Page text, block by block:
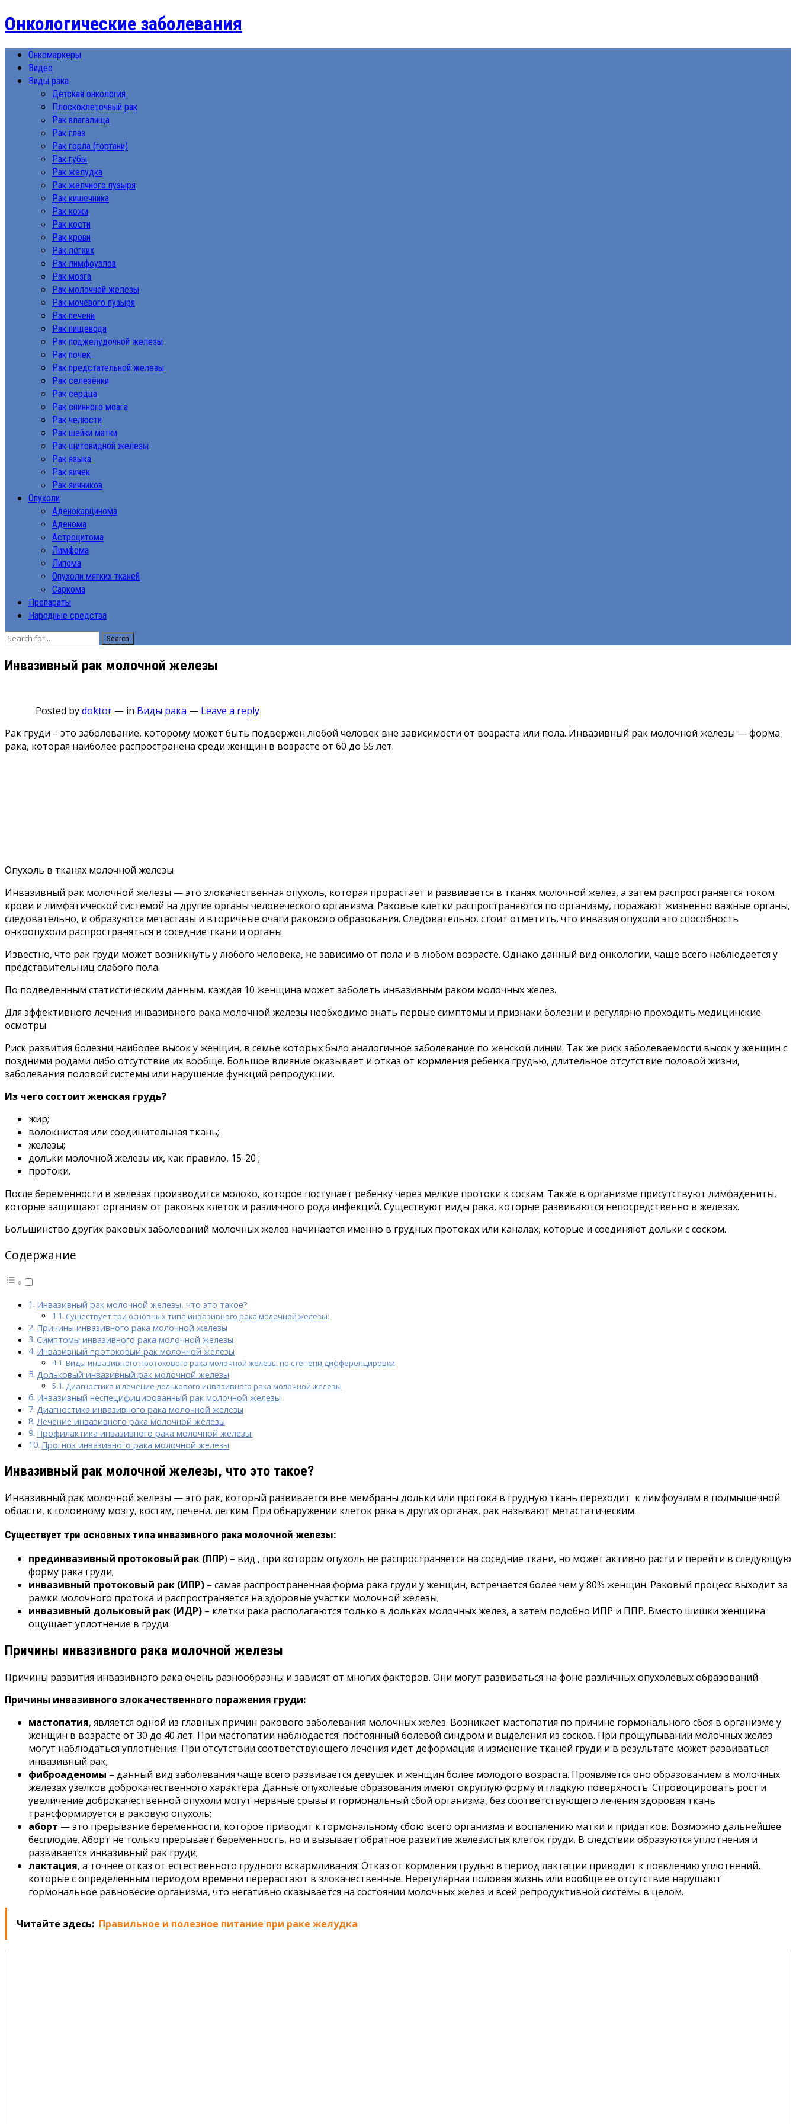
Онкологические заболевания
Онкомаркеры
Видео
Виды рака
Детская онкология
Плоскоклеточный рак
Рак влагалища
Рак глаз
Рак горла (гортани)
Рак губы
Рак желудка
Рак желчного пузыря
Рак кишечника
Рак кожи
Рак кости
Рак крови
Рак лёгких
Рак лимфоузлов
Рак мозга
Рак молочной железы
Рак мочевого пузыря
Рак печени
Рак пищевода
Рак поджелудочной железы
Рак почек
Рак предстательной железы
Рак селезёнки
Рак сердца
Рак спинного мозга
Рак челюсти
Рак шейки матки
Рак щитовидной железы
Рак языка
Рак яичек
Рак яичников
Опухоли
Аденокарцинома
Аденома
Астроцитома
Лимфома
Липома
Опухоли мягких тканей
Саркома
Препараты
Народные средства
Search
Инвазивный рак молочной железы
Posted bydoktor — in Виды рака — Leave a reply
Рак груди – это заболевание, которому может быть подвержен любой человек вне зависимости от возраста или пола. Инвазивный рак молочной железы — форма
рака, которая наиболее распространена среди женщин в возрасте от 60 до 55 лет.
Опухоль в тканях молочной железы
Инвазивный рак молочной железы — это злокачественная опухоль, которая прорастает и развивается в тканях молочной желез, а затем распространяется током
крови и лимфатической системой на другие органы человеческого организма. Раковые клетки распространяются по организму, поражают жизненно важные органы,
следовательно, и образуются метастазы и вторичные очаги ракового образования. Следовательно, стоит отметить, что инвазия опухоли это способность
онкоопухоли распространяться в соседние ткани и органы.
Известно, что рак груди может возникнуть у любого человека, не зависимо от пола и в любом возрасте. Однако данный вид онкологии, чаще всего наблюдается у
представительниц слабого пола.
По подведенным статистическим данным, каждая 10 женщина может заболеть инвазивным раком молочных желез.
Для эффективного лечения инвазивного рака молочной железы необходимо знать первые симптомы и признаки болезни и регулярно проходить медицинские
осмотры.
Риск развития болезни наиболее высок у женщин, в семье которых было аналогичное заболевание по женской линии. Так же риск заболеваемости высок у женщин с
поздними родами либо отсутствие их вообще. Большое влияние оказывает и отказ от кормления ребенка грудью, длительное отсутствие половой жизни,
заболевания половой системы или нарушение функций репродукции.
Из чего состоит женская грудь?
жир;
волокнистая или соединительная ткань;
железы;
дольки молочной железы их, как правило, 15-20 ;
протоки.
После беременности в железах производится молоко, которое поступает ребенку через мелкие протоки к соскам. Также в организме присутствуют лимфадениты,
которые защищают организм от раковых клеток и различного рода инфекций. Существуют виды рака, которые развиваются непосредственно в железах.
Большинство других раковых заболеваний молочных желез начинается именно в грудных протоках или каналах, которые и соединяют дольки с соском.
Содержание
Инвазивный рак молочной железы, что это такое?
Существует три основных типа инвазивного рака молочной железы:
Причины инвазивного рака молочной железы
Симптомы инвазивного рака молочной железы
Инвазивный протоковый рак молочной железы
Виды инвазивного протокового рака молочной железы по степени дифференцировки
Дольковый инвазивный рак молочной железы
Диагностика и лечение долькового инвазивного рака молочной железы
Инвазивный неспецифицированный рак молочной железы
Диагностика инвазивного рака молочной железы
Лечение инвазивного рака молочной железы
Профилактика инвазивного рака молочной железы:
Прогноз инвазивного рака молочной железы
Инвазивный рак молочной железы, что это такое?
Инвазивный рак молочной железы — это рак, который развивается вне мембраны дольки или протока в грудную ткань переходит к лимфоузлам в подмышечной
области, к головному мозгу, костям, печени, легким. При обнаружении клеток рака в других органах, рак называют метастатическим.
Существует три основных типа инвазивного рака молочной железы:
прединвазивный протоковый рак (ППР) – вид , при котором опухоль не распространяется на соседние ткани, но может активно расти и перейти в следующую
форму рака груди;
инвазивный протоковый рак (ИПР) – самая распространенная форма рака груди у женщин, встречается более чем у 80% женщин. Раковый процесс выходит за
рамки молочного протока и распространяется на здоровые участки молочной железы;
инвазивный дольковый рак (ИДР) – клетки рака располагаются только в дольках молочных желез, а затем подобно ИПР и ППР. Вместо шишки женщина
ощущает уплотнение в груди.
Причины инвазивного рака молочной железы
Причины развития инвазивного рака очень разнообразны и зависят от многих факторов. Они могут развиваться на фоне различных опухолевых образований.
Причины инвазивного злокачественного поражения груди:
мастопатия, является одной из главных причин ракового заболевания молочных желез. Возникает мастопатия по причине гормонального сбоя в организме у
женщин в возрасте от 30 до 40 лет. При мастопатии наблюдается: постоянный болевой синдром и выделения из сосков. При прощупывании молочных желез
могут наблюдаться уплотнения. При отсутствии соответствующего лечения идет деформация и изменение тканей груди и в результате может развиваться
инвазивный рак;
фиброаденомы – данный вид заболевания чаще всего развивается девушек и женщин более молодого возраста. Проявляется оно образованием в молочных
железах узелков доброкачественного характера. Данные опухолевые образования имеют округлую форму и гладкую поверхность. Спровоцировать рост и
увеличение доброкачественной опухоли могут нервные срывы и гормональный сбой организма, без соответствующего лечения здоровая ткань
трансформируется в раковую опухоль;
аборт — это прерывание беременности, которое приводит к гормональному сбою всего организма и воспалению матки и придатков. Возможно дальнейшее
бесплодие. Аборт не только прерывает беременность, но и вызывает обратное развитие железистых клеток груди. В следствии образуются уплотнения и
развивается инвазивный рак груди;
лактация, а точнее отказ от естественного грудного вскармливания. Отказ от кормления грудью в период лактации приводит к появлению уплотнений,
которые с определенным периодом времени перерастают в злокачественные. Нерегулярная половая жизнь или вообще ее отсутствие нарушают
гормональное равновесие организма, что негативно сказывается на состоянии молочных желез и всей репродуктивной системы в целом.
Читайте здесь: Правильное и полезное питание при раке желудка